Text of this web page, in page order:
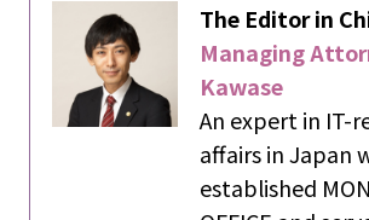
The Editor in
Managing
Kawase
An expert in IT-
affairs in Japan
established